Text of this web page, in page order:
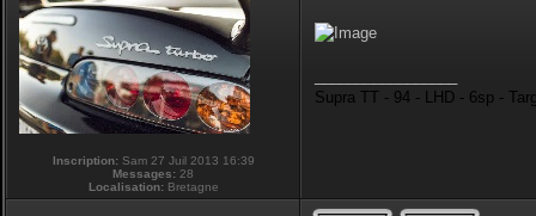
Inscription:Sam 27 Juil 2013 16:39
Messages: 28
Localisation:Bretagne
Supra TT - 94 - LHD - 6sp -